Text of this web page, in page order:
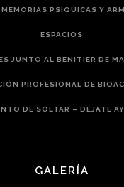
PSÍQUICAS Y
ESPACIOS
JUNTO AL BENITIER DE
PROFESIONAL DE
DE SOLTAR – DÉJATE
GALERÍA